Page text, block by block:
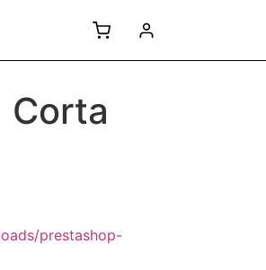
Corta
prestashop-